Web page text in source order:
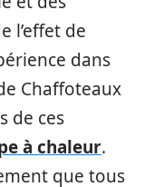
l’effet de
dans
Chaffoteaux
de ces
à chaleur.
que tous